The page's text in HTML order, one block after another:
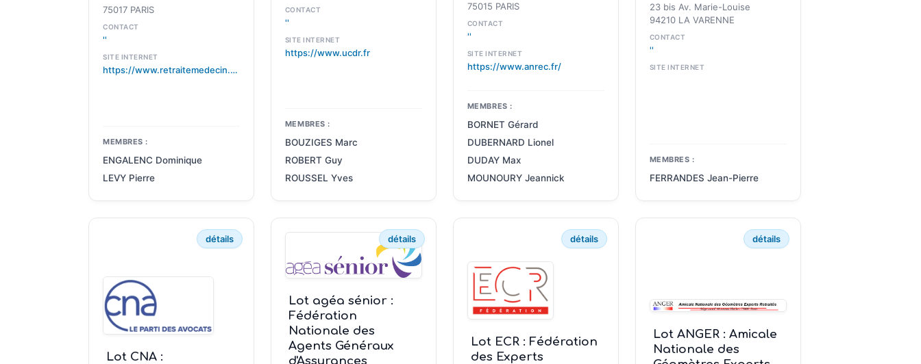
75017 PARIS
CONTACT
''
SITE INTERNET
https://www.retraitemedecin.org
MEMBRES :
ENGALENC Dominique
LEVY Pierre
CONTACT
''
SITE INTERNET
https://www.ucdr.fr
MEMBRES :
BOUZIGES Marc
ROBERT Guy
ROUSSEL Yves
75015 PARIS
CONTACT
''
SITE INTERNET
https://www.anrec.fr/
MEMBRES :
BORNET Gérard
DUBERNARD Lionel
DUDAY Max
MOUNOURY Jeannick
23 bis Av. Marie-Louise
94210 LA VARENNE
CONTACT
''
SITE INTERNET
MEMBRES :
FERRANDES Jean-Pierre
détails
Lot CNA :
détails
Lot agéa sénior :
Fédération
Nationale des
Agents Généraux
d'Assurances
détails
Lot ECR : Fédération
des Experts
détails
Lot ANGER : Amicale
Nationale des